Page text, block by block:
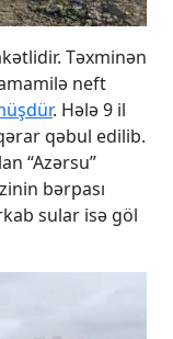
Təxminən
neft
. Hələ 9 il
qəbul edilib.
“Azərsu”
bərpası
sular isə göl